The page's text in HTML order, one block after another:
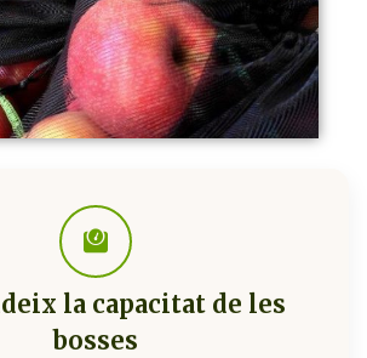
la capacitat de les
bosses